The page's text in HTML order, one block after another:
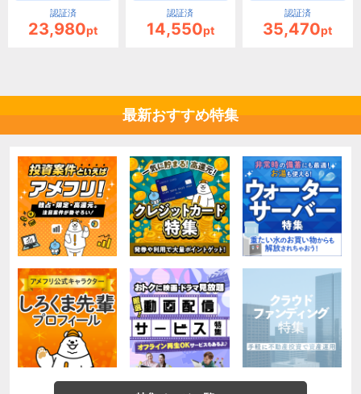
認証済
23,980pt
認証済
14,550pt
認証済
35,470pt
最新おすすめ特集